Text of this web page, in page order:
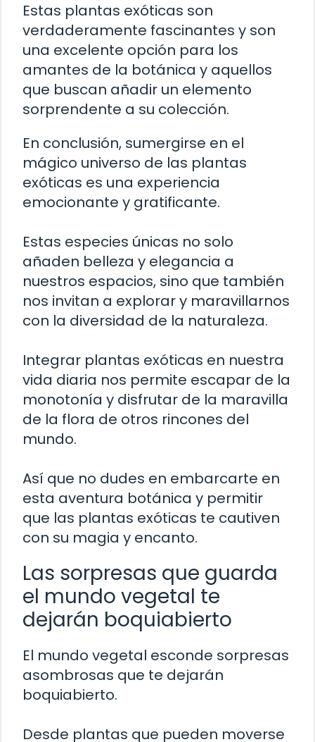
Estas plantas exóticas son
verdaderamente fascinantes y son
una excelente opción para los
amantes de la botánica y aquellos
que buscan añadir un elemento
sorprendente a su colección.
En conclusión, sumergirse en el
mágico universo de las plantas
exóticas es una experiencia
emocionante y gratificante.
Estas especies únicas no solo
añaden belleza y elegancia a
nuestros espacios, sino que también
nos invitan a explorar y maravillarnos
con la diversidad de la naturaleza.
Integrar plantas exóticas en nuestra
vida diaria nos permite escapar de la
monotonía y disfrutar de la maravilla
de la flora de otros rincones del
mundo.
Así que no dudes en embarcarte en
esta aventura botánica y permitir
que las plantas exóticas te cautiven
con su magia y encanto.
Las sorpresas que guarda
el mundo vegetal te
dejarán boquiabierto
El mundo vegetal esconde sorpresas
asombrosas que te dejarán
boquiabierto.
Desde plantas que pueden moverse